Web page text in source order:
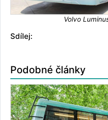
Volvo
Sdílej:
Podobné články